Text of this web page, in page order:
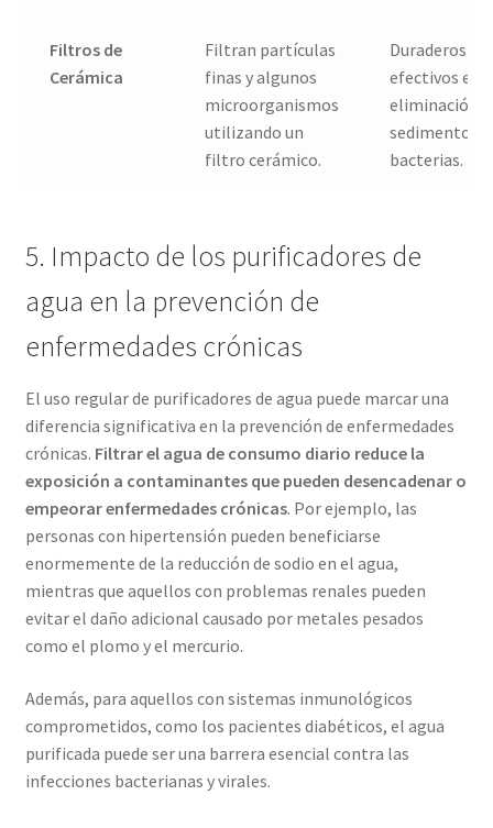
Filtros de
Cerámica
Filtran partículas
finas y algunos
microorganismos
utilizando un
filtro cerámico.
Duraderos y
efectivos en
eliminación
sedimentos y
bacterias.
5. Impacto de los purificadores de
agua en la prevención de
enfermedades crónicas
El uso regular de purificadores de agua puede marcar una
diferencia significativa en la prevención de enfermedades
crónicas. Filtrar el agua de consumo diario reduce la
exposición a contaminantes que pueden desencadenar o
empeorar enfermedades crónicas. Por ejemplo, las
personas con hipertensión pueden beneficiarse
enormemente de la reducción de sodio en el agua,
mientras que aquellos con problemas renales pueden
evitar el daño adicional causado por metales pesados
como el plomo y el mercurio.
Además, para aquellos con sistemas inmunológicos
comprometidos, como los pacientes diabéticos, el agua
purificada puede ser una barrera esencial contra las
infecciones bacterianas y virales.